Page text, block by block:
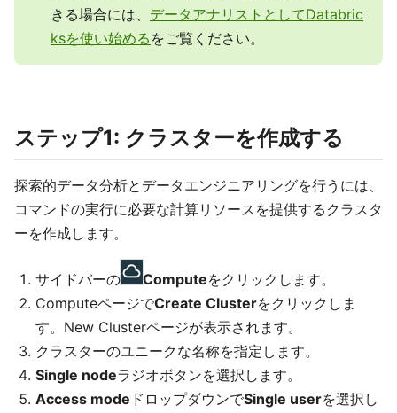
きる場合には、 データアナリストとしてDatabric
ksを使い始める をご覧ください。
ステップ1: クラスターを作成する
探索的データ分析とデータエンジニアリングを行うには、
コマンドの実行に必要な計算リソースを提供するクラスタ
ーを作成します。
サイドバーの Computeをクリックします。
ComputeページでCreate Clusterをクリックしま
す。New Clusterページが表示されます。
クラスターのユニークな名称を指定します。
Single nodeラジオボタンを選択します。
Access mode ドロップダウンでSingle userを選択し